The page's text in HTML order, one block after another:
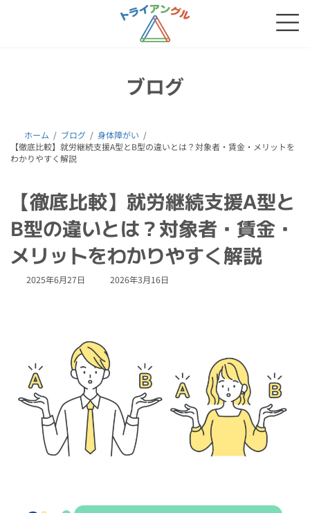
ブログ
ホーム ブログ
身体障がい
【徹底比較】就労継続支援A型とB型の違いとは？対象者・賃金・メリットを
わかりやすく解説
【徹底比較】就労継続支援A型と
B型の違いとは？対象者・賃金・
メリットをわかりやすく解説
2025年6月27日
最
2026年3月16日